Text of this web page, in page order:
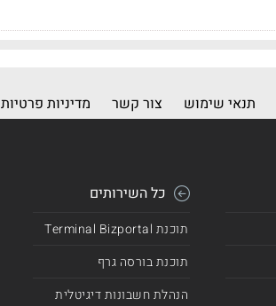
תנאי שימוש צור קשר מדיניות פרטיות
כל השירותים
תוכנת Terminal Bizportal
תוכנת בורסה גרף
הנהלת חשבונות דיגיטלית